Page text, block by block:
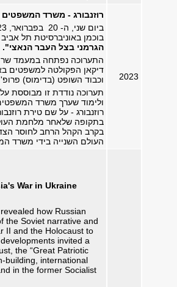
2023
רוזנבורג - משרד
בוכמן באוניברסיטת תל
הגרמני בצל העבר הנאצי".
התערוכה נפתחה במעמד שר
דיקאן הפקולטה למשפטים
וכבוד השופט (בדימוס) פרופ'
תערוכה נודדת זו מבוססת
ולימוד שערך משרד
רוזנבורג - על שם טירת
בתקופה שלאחר מלחמת
בקרב הקהל הרחב לחוסר
העולם השנייה בידי משרד
War in Ukraine
how Russian
the Soviet narrative and
II and the Holocaust to
invited a
the “Great Patriotic
building, international
in the former Socialist